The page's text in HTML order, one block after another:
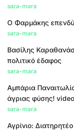
sara-mara
Ο Φαρμάκης
sara-mara
Βασίλης
πολιτικό έδαφος
sara-mara
Αμπάρια
άγριας φύσης!
sara-mara
Αγρίνιο: